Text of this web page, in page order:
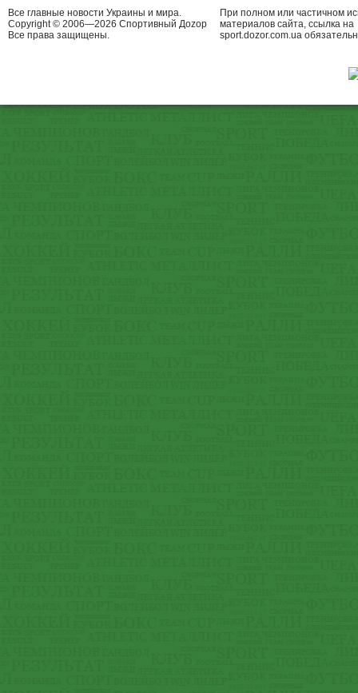
Все главные новости Украины и мира.
Copyright © 2006—2026 Спортивный Доzор
Все права защищены.
При полном или частичном
материалов сайта, ссылка на
sport.dozor.com.ua